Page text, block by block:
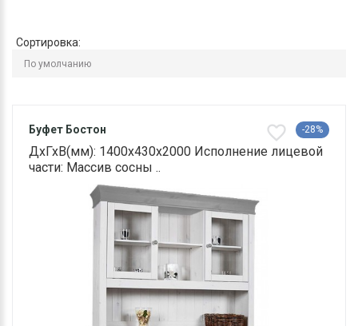
Сортировка:
Буфет Бостон -28%
ДхГхВ(мм): 1400х430х2000 Исполнение лицевой
части: Массив сосны ..